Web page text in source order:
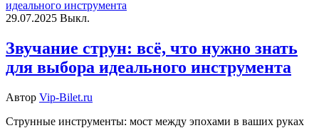
29.07.2025 Выкл.
Звучание струн: всё, что нужно знать
для выбора идеального инструмента
Автор Vip-Bilet.ru
Струнные инструменты: мост между эпохами в ваших руках